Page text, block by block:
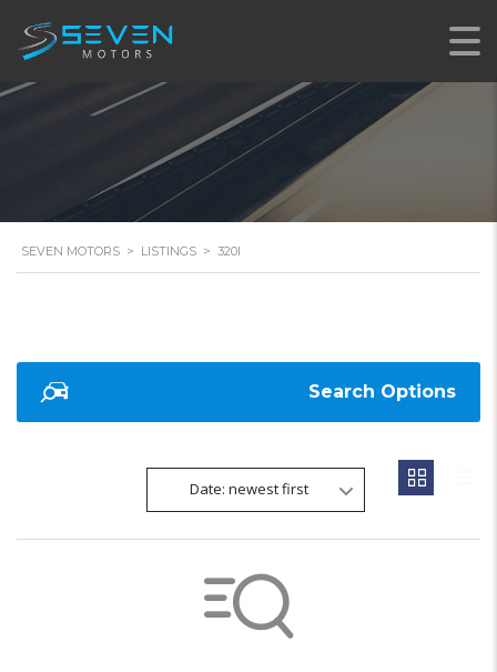
SEVEN MOTORS > LISTINGS > 320I
Search Options
Date: newest first